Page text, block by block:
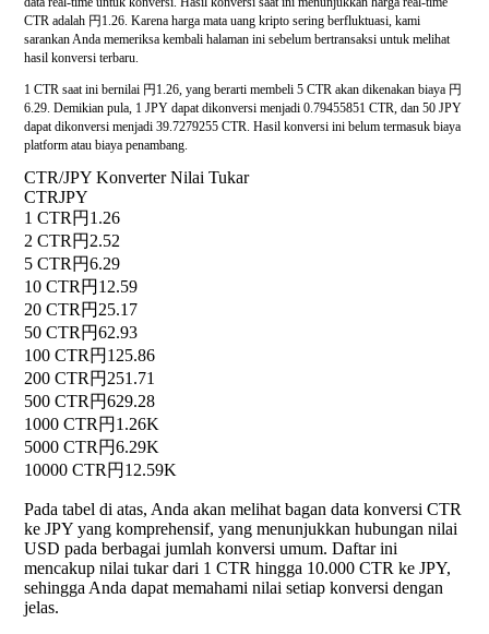
CTR adalah 円1.26. Karena harga mata uang kripto sering berfluktuasi, kami
sarankan Anda memeriksa kembali halaman ini sebelum bertransaksi untuk melihat
hasil konversi terbaru.
1 CTR saat ini bernilai 円1.26, yang berarti membeli 5 CTR akan dikenakan biaya 円
6.29. Demikian pula, 1 JPY dapat dikonversi menjadi 0.79455851 CTR, dan 50 JPY
dapat dikonversi menjadi 39.7279255 CTR. Hasil konversi ini belum termasuk biaya
platform atau biaya penambang.
CTR/JPY Konverter Nilai Tukar
CTRJPY
1 CTR円1.26
2 CTR円2.52
5 CTR円6.29
10 CTR円12.59
20 CTR円25.17
50 CTR円62.93
100 CTR円125.86
200 CTR円251.71
500 CTR円629.28
1000 CTR円1.26K
5000 CTR円6.29K
10000 CTR円12.59K
Pada tabel di atas, Anda akan melihat bagan data konversi CTR
ke JPY yang komprehensif, yang menunjukkan hubungan nilai
USD pada berbagai jumlah konversi umum. Daftar ini
mencakup nilai tukar dari 1 CTR hingga 10.000 CTR ke JPY,
sehingga Anda dapat memahami nilai setiap konversi dengan
jelas.